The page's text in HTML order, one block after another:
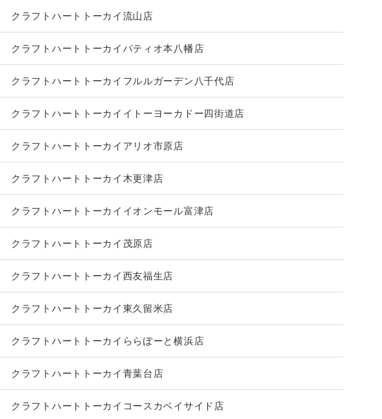
クラフトハートトーカイ流山店
クラフトハートトーカイパティオ本八幡店
クラフトハートトーカイフルルガーデン八千代店
クラフトハートトーカイイトーヨーカドー四街道店
クラフトハートトーカイアリオ市原店
クラフトハートトーカイ木更津店
クラフトハートトーカイイオンモール富津店
クラフトハートトーカイ茂原店
クラフトハートトーカイ西友福生店
クラフトハートトーカイ東久留米店
クラフトハートトーカイららぽーと横浜店
クラフトハートトーカイ青葉台店
クラフトハートトーカイコースカベイサイド店